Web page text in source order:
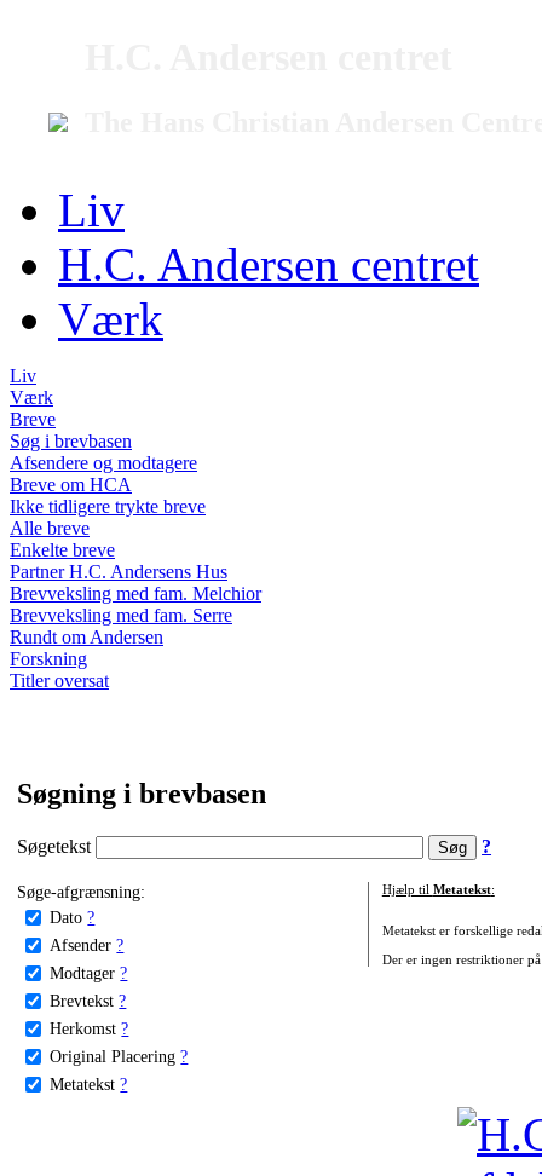
Liv
H.C. Andersen centret
Værk
Liv
Værk
Breve
Søg i brevbasen
Afsendere og modtagere
Breve om HCA
Ikke tidligere trykte breve
Alle breve
Enkelte breve
Partner H.C. Andersens Hus
Brevveksling med fam. Melchior
Brevveksling med fam. Serre
Rundt om Andersen
Forskning
Titler oversat
Søgning i brevbasen
Søgetekst ?
Søge-afgrænsning:
Dato ?
Afsender ?
Modtager ?
Brevtekst ?
Herkomst ?
Original Placering ?
Metatekst ?
Hjælp til Metatekst:
Metatekst er forskellige
Der er ingen restriktioner